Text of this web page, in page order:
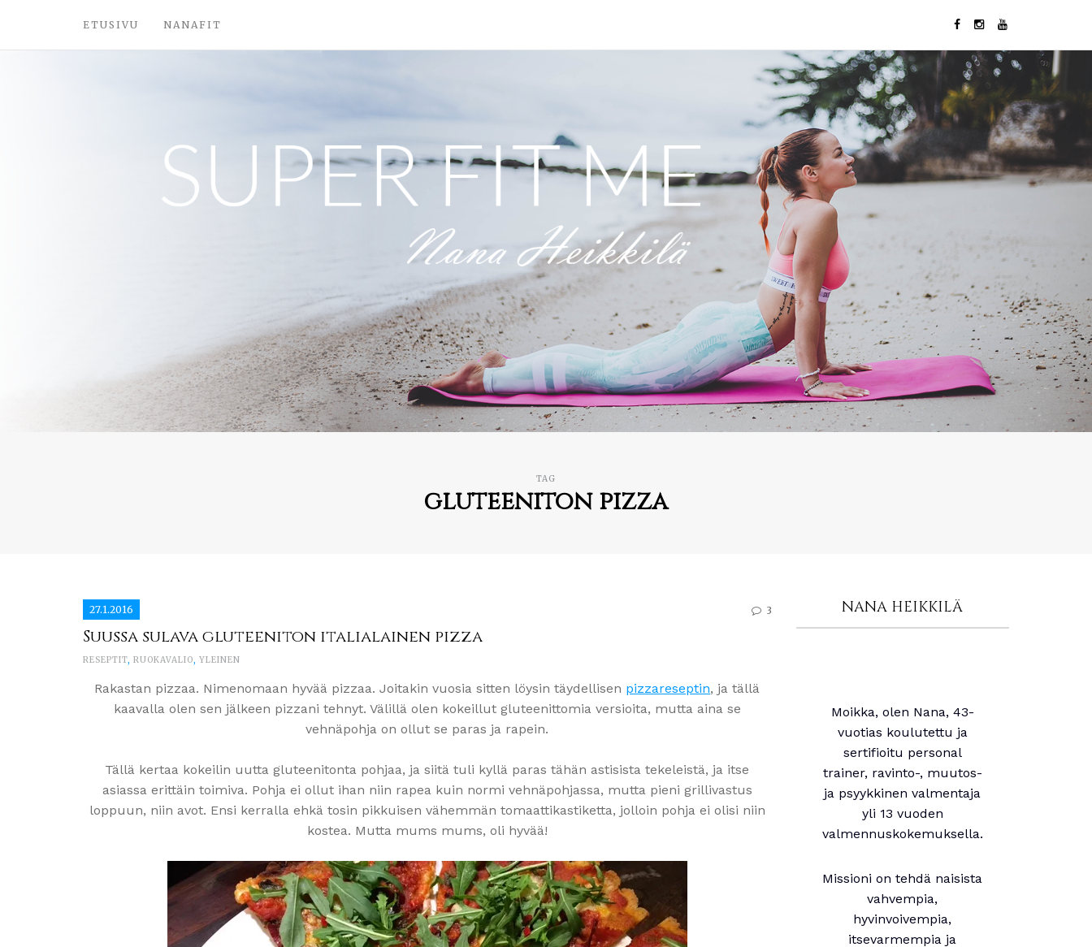
ETUSIVU NANAFIT
TAG
gluteeniton pizza
27.1.2016 3
Suussa sulava gluteeniton italialainen pizza
RESEPTIT, RUOKAVALIO, YLEINEN
Rakastan pizzaa. Nimenomaan hyvää pizzaa. Joitakin vuosia sitten löysin täydellisen pizzareseptin, ja tällä
kaavalla olen sen jälkeen pizzani tehnyt. Välillä olen kokeillut gluteenittomia versioita, mutta aina se
vehnäpohja on ollut se paras ja rapein.
Tällä kertaa kokeilin uutta gluteenitonta pohjaa, ja siitä tuli kyllä paras tähän astisista tekeleistä, ja itse
asiassa erittäin toimiva. Pohja ei ollut ihan niin rapea kuin normi vehnäpohjassa, mutta pieni grillivastus
loppuun, niin avot. Ensi kerralla ehkä tosin pikkuisen vähemmän tomaattikastiketta, jolloin pohja ei olisi niin
kostea. Mutta mums mums, oli hyvää!
NANA HEIKKILÄ
Moikka, olen Nana, 43-
vuotias koulutettu ja
sertifioitu personal
trainer, ravinto-, muutos-
ja psyykkinen valmentaja
yli 13 vuoden
valmennuskokemuksella.
Missioni on tehdä naisista
vahvempia,
hyvinvoivempia,
itsevarmempia ja